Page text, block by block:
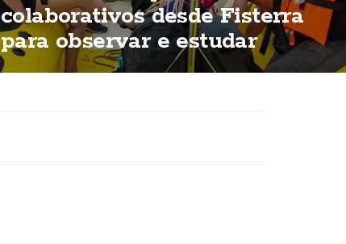
colaborativos desde Fisterra
para observar e estudar
cetáceos